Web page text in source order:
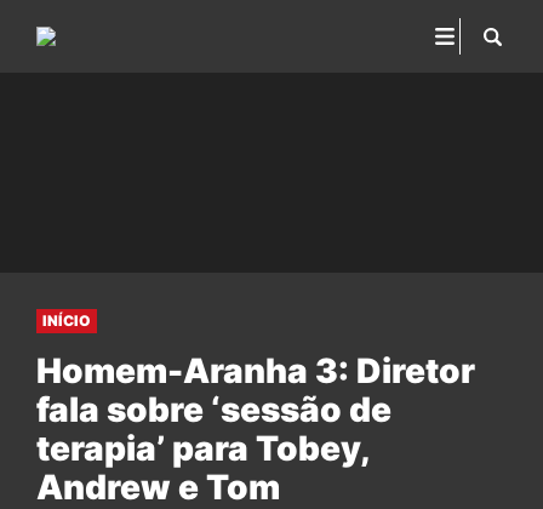
INÍCIO
Homem-Aranha 3: Diretor
fala sobre ‘sessão de
terapia’ para Tobey,
Andrew e Tom